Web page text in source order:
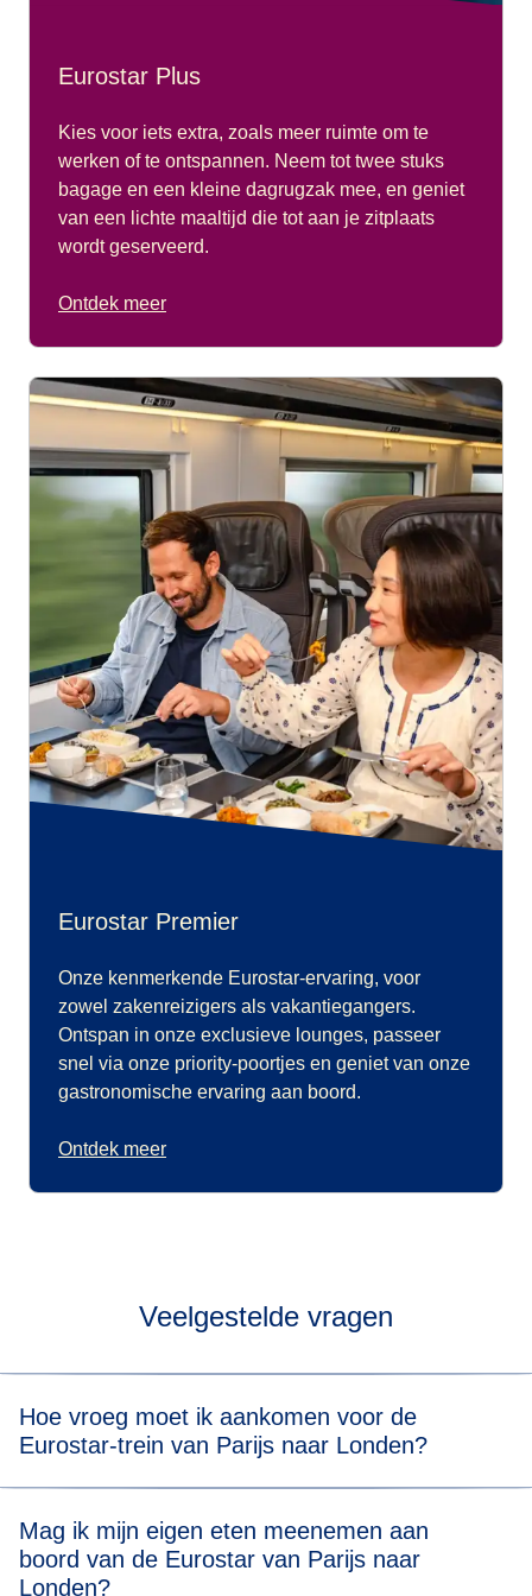
Eurostar Plus
Kies voor iets extra, zoals meer ruimte om te
werken of te ontspannen. Neem tot twee stuks
bagage en een kleine dagrugzak mee, en geniet
van een lichte maaltijd die tot aan je zitplaats
wordt geserveerd.
Ontdek meer
Eurostar Premier
Onze kenmerkende Eurostar-ervaring, voor
zowel zakenreizigers als vakantiegangers.
Ontspan in onze exclusieve lounges, passeer
snel via onze priority-poortjes en geniet van onze
gastronomische ervaring aan boord.
Ontdek meer
Veelgestelde vragen
Hoe vroeg moet ik aankomen voor de
Eurostar-trein van Parijs naar Londen?
Paris Gare du Nord bent, zodat je voldoende tijd hebt om
door de grenscontrole en veiligheidscontrole te gaan.
Mag ik mijn eigen eten meenemen aan
boord van de Eurostar van Parijs naar
Londen?